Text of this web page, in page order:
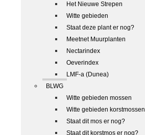
Het Nieuwe Strepen
Witte gebieden
Staat deze plant er nog?
Meetnet Muurplanten
Nectarindex
Oeverindex
LMF-a (Dunea)
BLWG
Witte gebieden mossen
Witte gebieden korstmossen
Staat dit mos er nog?
Staat dit korstmos er nog?